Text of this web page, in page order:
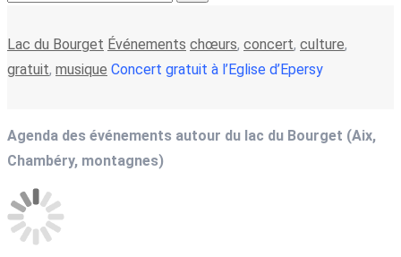
Lac du Bourget Événements chœurs, concert, culture,
gratuit, musique Concert gratuit à l’Eglise d’Epersy
Agenda des événements autour du lac du Bourget (Aix,
Chambéry, montagnes)